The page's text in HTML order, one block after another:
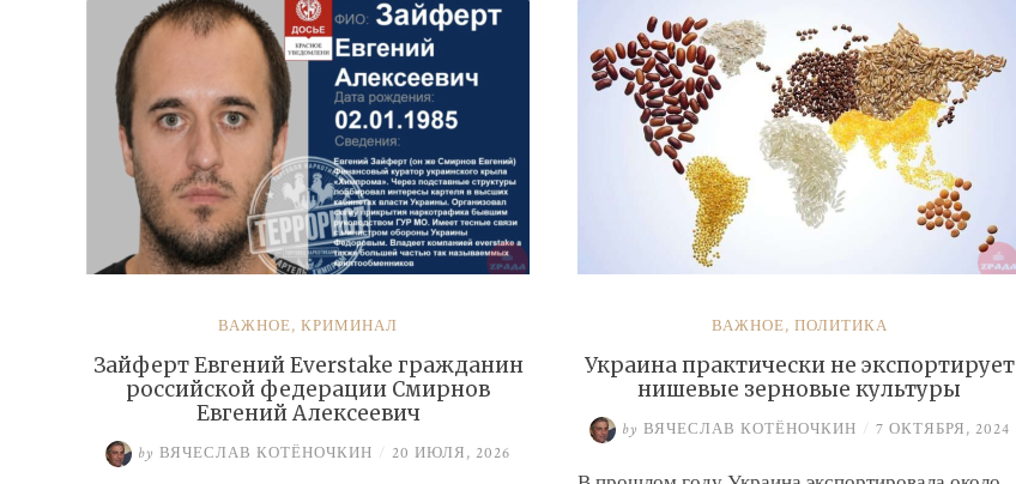
ВАЖНОЕ, КРИМИНАЛ
Зайферт Евгений Everstake гражданин
российской федерации Смирнов
Евгений Алексеевич
by ВЯЧЕСЛАВ КОТЁНОЧКИН / 20 ИЮЛЯ, 2026
ВАЖНОЕ, ПОЛИТИКА
Украина практически не экспортирует
нишевые зерновые культуры
by ВЯЧЕСЛАВ КОТЁНОЧКИН / 7 ОКТЯБРЯ, 2024